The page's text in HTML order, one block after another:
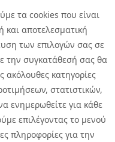
τα cookies που είναι
και αποτελεσματική
των επιλογών σας σε
την συγκατάθεσή σας θα
ακόλουθες κατηγορίες
στατιστικών,
ενημερωθείτε για κάθε
επιλέγοντας το μενού
πληροφορίες για την